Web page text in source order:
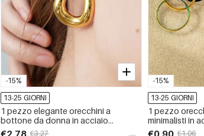
-15%
13-25 GIORNI
1 pezzo elegante orecchini a
bottone da donna in acciaio
inossidabile color oro impermeabile
€2,78 €3,27
-15%
13-25 GIORNI
1 pezzo
minimalisti in
color oro
€0,90 €1,06